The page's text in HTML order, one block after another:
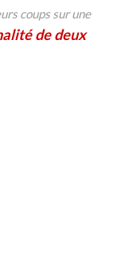
coups sur une
de deux